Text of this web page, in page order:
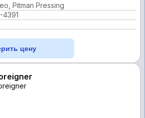
Pitman Pressing
4391
цену